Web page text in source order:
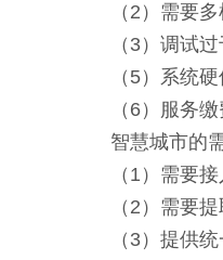
（2）需要多
（3）调试过
（5）系统硬
（6）服务缴
智慧城市的需
（1）需要接
（2）需要提取
（3）提供统